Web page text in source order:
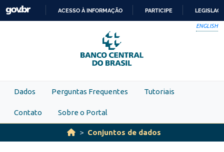
Skip to main content
PARA
O
CONTEÚDO
ACESSO À INFORMAÇÃO PARTICIPE
ENGLISH
Dados Perguntas Frequentes Tutoriais
Contato Sobre o Portal
Conjuntos de dados